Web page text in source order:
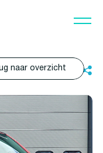
naar overzicht